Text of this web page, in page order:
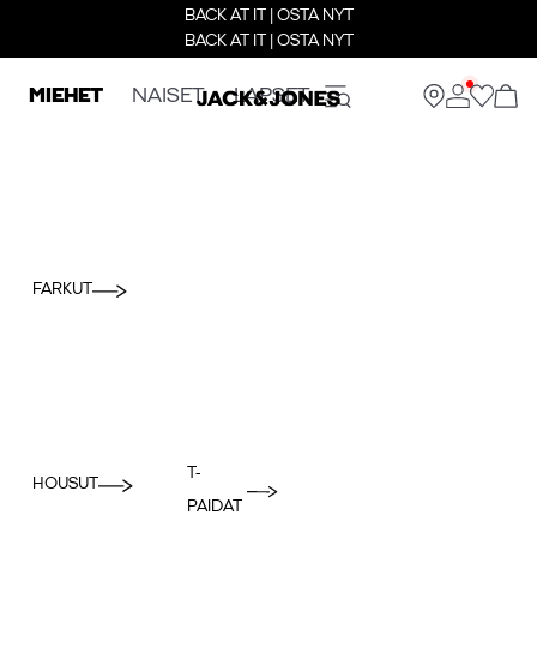
BACK AT IT | OSTA NYT
BACK AT IT | OSTA NYT
MIEHET NAISET LAPSET
FARKUT
HOUSUT
T-
PAIDAT